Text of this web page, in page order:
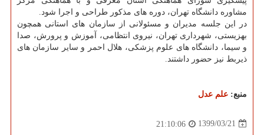
مشاوره دانشگاه تهران، دوره های مذکور طراحی و اجرا شود.
در این جلسه مدیران و مسئولانی از سازمان های استانی همچون
بهزیستی، شهرداری تهران، نیروی انتظامی، آموزش و پرورش، صدا
و سیما، دانشگاه های علوم پزشکی، هلال احمر و سایر سازمان های
ذیربط نیز حضور داشتند.
منبع: علم عدل
1399/03/21
21:10:06